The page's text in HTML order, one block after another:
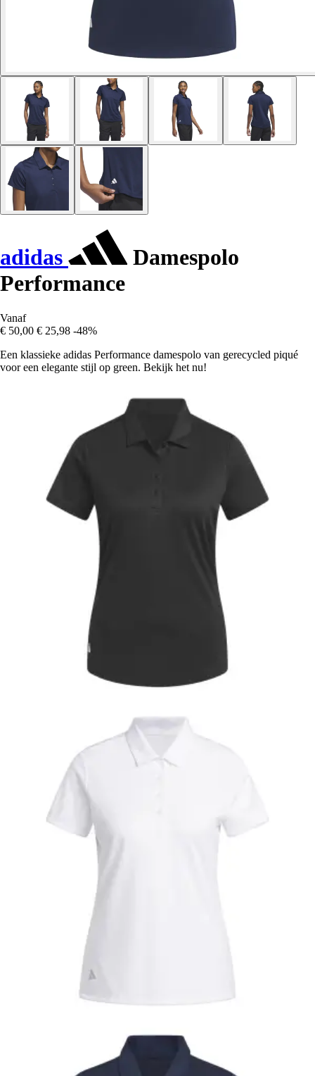
adidas
Damespolo
Performance
Vanaf
€ 50,00 € 25,98 -48%
Een klassieke adidas Performance damespolo van gerecycled piqué
voor een elegante stijl op green. Bekijk het nu!